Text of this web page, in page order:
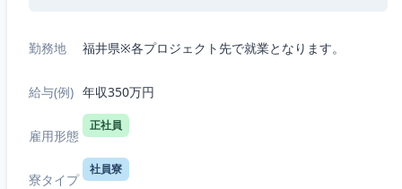
勤務地 福井県※各プロジェクト先で就業となります。
給与(例) 年収350万円
雇用形態
正社員
寮タイプ
社員寮